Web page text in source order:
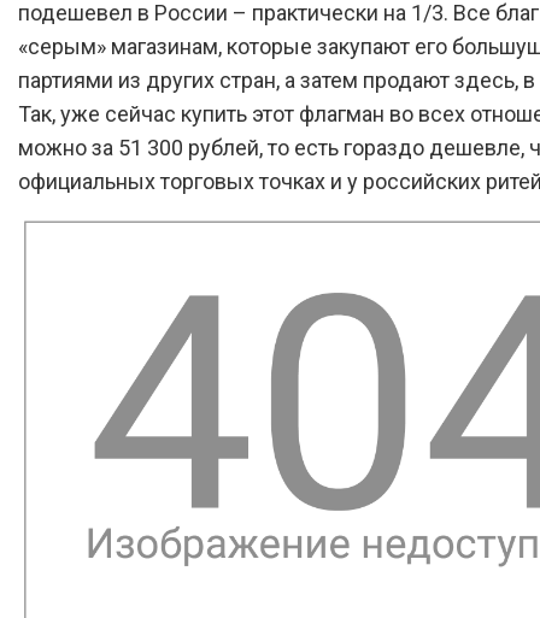
подешевел в России – практически на 1/3. Все
«серым» магазинам, которые закупают его
партиями из других стран, а затем продают здесь,
Так, уже сейчас купить этот флагман во всех
можно за 51 300 рублей, то есть гораздо дешевле,
официальных торговых точках и у российских